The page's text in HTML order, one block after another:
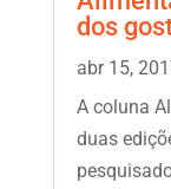
dos
abr 15,
A coluna
duas